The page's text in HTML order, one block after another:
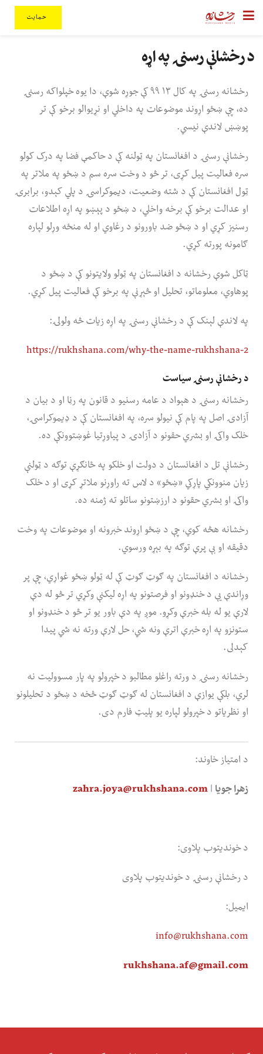
حمایت
د رخشانې رسنۍ په اړه
رخشانه رسنۍ په کال ۱۳ ۹۹ کې جوړه شوې، دا یوه خپلواکه رسنۍ
ده، چې ښځو اړوند موضوعات په داخلي او نړیوالو برخو کې تر
پوښښ لاندې نیسي.
رخشانې رسنۍ د افغانستان په ټولنه کې د حاکمې فضا په درک کولو
سره فعالیت پیل کړی، تر څو د وخت سره سم د ښځو په ملاتر په
ټول افغانستان کې د شته وضعیت، دیموکراسۍ د پلي کېدو، برابرۍ
او عدالت برخو کې برخه واخلي، د ښځو د پېښو په اړه اطلاعات
رسنیز کړي او د ښځو ضد باورونو د رغاوي او له منځه وړلو لپاره
ګامونه پورته کړي.
ټاکل شوې رخشانه د افغانستان په ټولو ولایتونو کې د ښځو د
پوهاوي، معلوماتو، تحلیل او څېړنې په برخو کې فعالیت پیل کړي.
په لاندې لېنک کې د رخشانې رسنۍ په اړه زیات څه ولولۍ:
https://rukhshana.com/why-the-name-rukhshana-2
د رخشانې رسنۍ سیاست
رخشانه رسنۍ د هېواد د عامه رسنیو د قانون په رڼا او د بیان د
آزادۍ اصل په پام کې نیولو سره، په افغانستان کې د ډیموکراسۍ،
خلک واکۍ او بشري حقونو د آزادۍ د پیاوړتیا غوښتوونکې ده.
رخشانې تل د افغانستان د دولت او خلکو په ځانګړې توګه د ټولنې
زیان منوونکي پاړکي «ښځو» د لاس ته راوړنو ملاتړ کړی او د خلک
واکۍ او بشري حقونو د ارزښتونو ساتلو ته ژمنه ده.
رخشانه هڅه کوي، چې د ښځو اړوند خبرونه او موضوعات په وخت
دقیقه او بې پرې توګه په بېړه ورسوي.
رخشانه د افغانستان په ګوټ ګوټ کې له ټولو ښځو غواړي، چې پر
وړاندې یې د خنډونو او فرصتونو په اړه لیکنې وکړي تر څو له دې
لارې یو له بله خبرې وکړو. موږ په دې باور یو تر څو د خنډونو او
ستونزو په اړه خبرې اترې ونه شي، حل لارې ورته نه شي پیدا
کېدلی.
رخشانه رسنۍ د ورته راغلو مطالبو د خپرولو په پار مسوولیت نه
لري، بلکې یوازې د افغانستان له ګوټ ګوټ څخه د ښځو د تحلیلونو
او نظریاتو د خپرولو لپاره یو پلیټ فارم دی.
د امتیاز خاوند:
زهرا جویا |
zahra.joya@rukhshana.com
د خوندیتوب پلاوی:
د رخشانې رسنۍ د خوندیتوب پلاوی
ایمیل:
info@rukhshana.com
rukhshana.af@gmail.com